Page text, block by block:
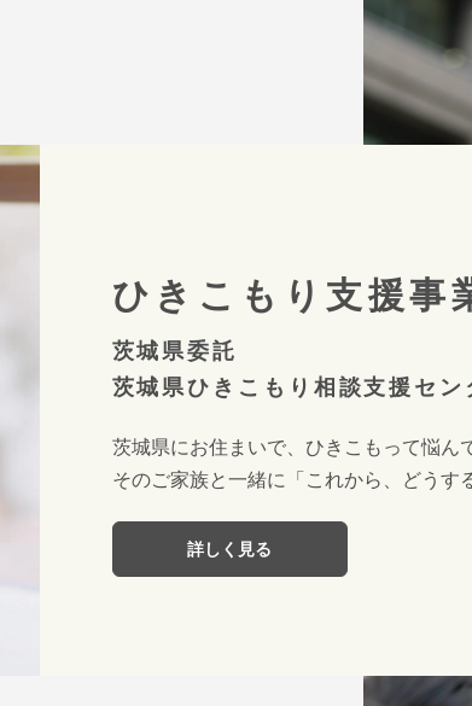
ひきこもり支援事
茨城県委託
茨城県ひきこもり相談支援セン
茨城県にお住まいで、ひきこもって悩ん
そのご家族と一緒に「これから、どうす
詳しく見る